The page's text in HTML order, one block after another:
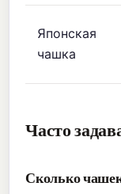
Японская
чашка
Часто
Сколько